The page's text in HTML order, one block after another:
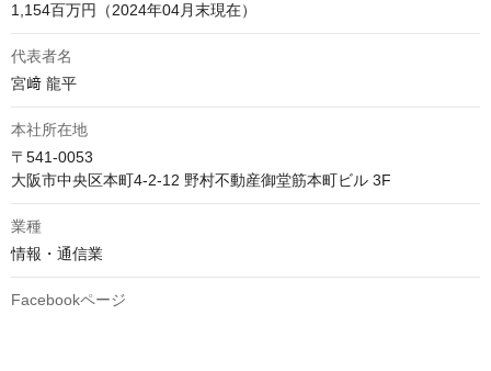
1,154百万円（2024年04月末現在）
代表者名
宮﨑 龍平
本社所在地
〒541-0053
大阪市中央区本町4-2-12 野村不動産御堂筋本町ビル 3F
業種
情報・通信業
Facebookページ